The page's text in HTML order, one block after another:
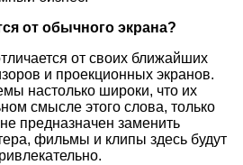
от обычного экрана?
от своих ближайших
и проекционных экранов.
настолько широки, что их
смысле этого слова, только
предназначен заменить
фильмы и клипы здесь будут